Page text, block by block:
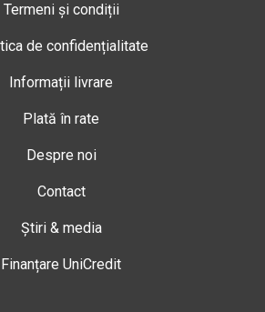
Termeni și condiții
de confidențialitate
Informații livrare
Plată în rate
Despre noi
Contact
Știri & media
Finanțare UniCredit